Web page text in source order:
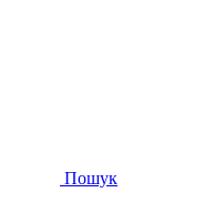
Пошук